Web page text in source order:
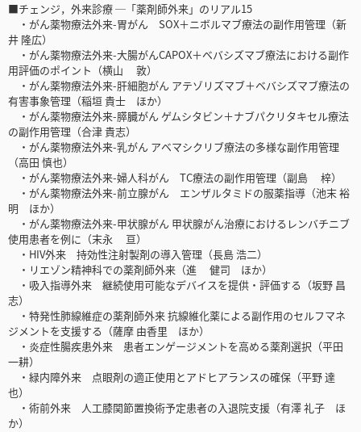
■チェンジ，外来診療 ─「薬剤師外来」のリアル15
・がん薬物療法外来-胃がん SOX＋ニボルマブ療法の副作用管理（新
井 隆広）
・がん薬物療法外来-大腸がんCAPOX＋ベバシズマブ療法における副作
用評価のポイント（横山 敦）
・がん薬物療法外来-肝細胞がん アテゾリズマブ＋ベバシズマブ療法の
有害事象管理（稲垣 貴士 ほか）
・がん薬物療法外来-膵臓がん ゲムシタビン＋ナブパクリタキセル療法
の副作用管理（合津 貴志）
・がん薬物療法外来-乳がん アベマシクリブ療法の多様な副作用管理
（高田 慎也）
・がん薬物療法外来-婦人科がん TC療法の副作用管理（副島 梓）
・がん薬物療法外来-前立腺がん エンザルタミドの服薬指導（池末 裕
明 ほか）
・がん薬物療法外来-甲状腺がん 甲状腺がん治療におけるレンバチニブ
使用患者を例に（末永 亘）
・HIV外来 持効性注射製剤の導入管理（長島 浩二）
・リエゾン精神科での薬剤師外来（進 健司 ほか）
・吸入指導外来 継続使用可能なデバイスを提供・評価する（坂野 昌
志）
・特発性肺線維症の薬剤師外来 抗線維化薬による副作用のセルフマネ
ジメントを支援する（薩摩 由香里 ほか）
・炎症性腸疾患外来 患者エンゲージメントを高める薬剤選択（平田
一耕）
・緑内障外来 点眼剤の適正使用とアドヒアランスの確保（平野 達
也）
・術前外来 人工膝関節置換術予定患者の入退院支援（有澤 礼子 ほ
か）